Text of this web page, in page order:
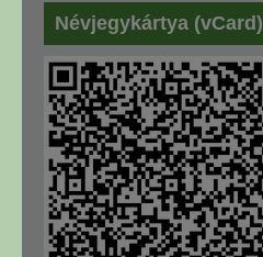
Névjegykártya (vCard)